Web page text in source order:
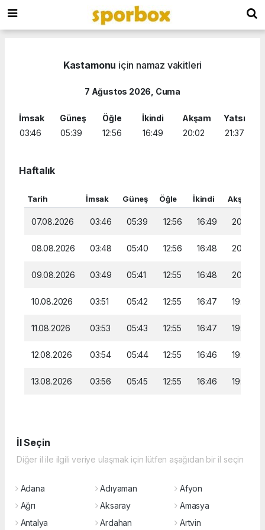
Kastamonu için namaz vakitleri
7 Ağustos 2026, Cuma
İmsak
03:46
Güneş
05:39
Öğle
12:56
İkindi
16:49
Akşam
20:02
Yatsı
21:37
Haftalık
Tarih İmsak Güneş Öğle İkindi Akşam
07.08.2026 03:46 05:39 12:56 16:49 20:02
08.08.2026 03:48 05:40 12:56 16:48 20:01
09.08.2026 03:49 05:41 12:55 16:48 20:00
10.08.2026 03:51 05:42 12:55 16:47 19:58
11.08.2026 03:53 05:43 12:55 16:47 19:57
12.08.2026 03:54 05:44 12:55 16:46 19:56
13.08.2026 03:56 05:45 12:55 16:46 19:54
İl Seçin
Diğer il ile ilgili veriye ulaşmak için lütfen aşağıdan bir il seçin
Adana Adıyaman
Afyon
Ağrı
Aksaray
Amasya
Antalya
Ardahan Artvin